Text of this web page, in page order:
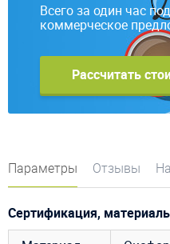
Всего за один час
коммерческое
Рассчитать
Параметры Отзывы
Сертификация,